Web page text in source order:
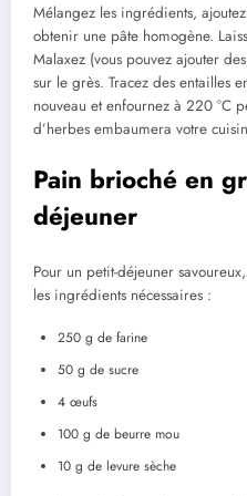
Mélangez les ingrédients,
obtenir une pâte homogène.
Malaxez (vous pouvez ajouter
sur le grès. Tracez des entailles
nouveau et enfournez à 220 °C
d’herbes embaumera votre
Pain brioché en
déjeuner
Pour un petit-déjeuner
les ingrédients nécessaires :
250 g de farine
50 g de sucre
4 œufs
100 g de beurre mou
10 g de levure sèche